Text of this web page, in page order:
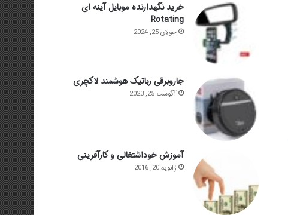
خرید نگهدارنده موبایل آینه ای
Rotating
جولای 25, 2024
جاروبرقی رباتیک هوشمند لاکچری
آگوست 25, 2023
آموزش خوداشتغالی و کارآفرینی
ژانویه 20, 2016